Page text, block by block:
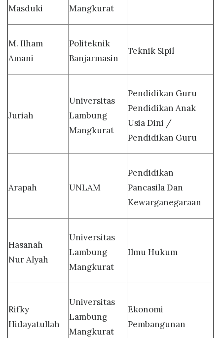
Masduki
Mangkurat
M. Ilham
Amani
Politeknik
Banjarmasin
Teknik Sipil
Juriah
Universitas
Lambung
Mangkurat
Pendidikan Guru
Pendidikan Anak
Usia Dini /
Pendidikan Guru
Arapah UNLAM
Pendidikan
Pancasila Dan
Kewarganegaraan
Hasanah
Nur Alyah
Universitas
Lambung
Mangkurat
Ilmu Hukum
Rifky
Hidayatullah
Universitas
Lambung
Mangkurat
Ekonomi
Pembangunan